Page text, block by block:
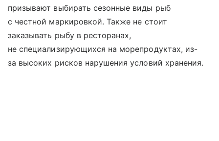
призывают выбирать сезонные виды рыб
с честной маркировкой. Также не стоит
заказывать рыбу в ресторанах,
не специализирующихся на морепродуктах, из-
за высоких рисков нарушения условий хранения.